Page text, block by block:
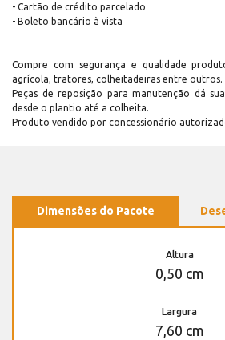
- Cartão de crédito parcelado
- Boleto bancário à vista
Compre com segurança e qualidade
agrícola, tratores, colheitadeiras entre outros.
Peças de reposição para manutenção dá
desde o plantio até a colheita.
Produto vendido por concessionário
Dimensões do Pacote
Altura
0,50 cm
Largura
7,60 cm